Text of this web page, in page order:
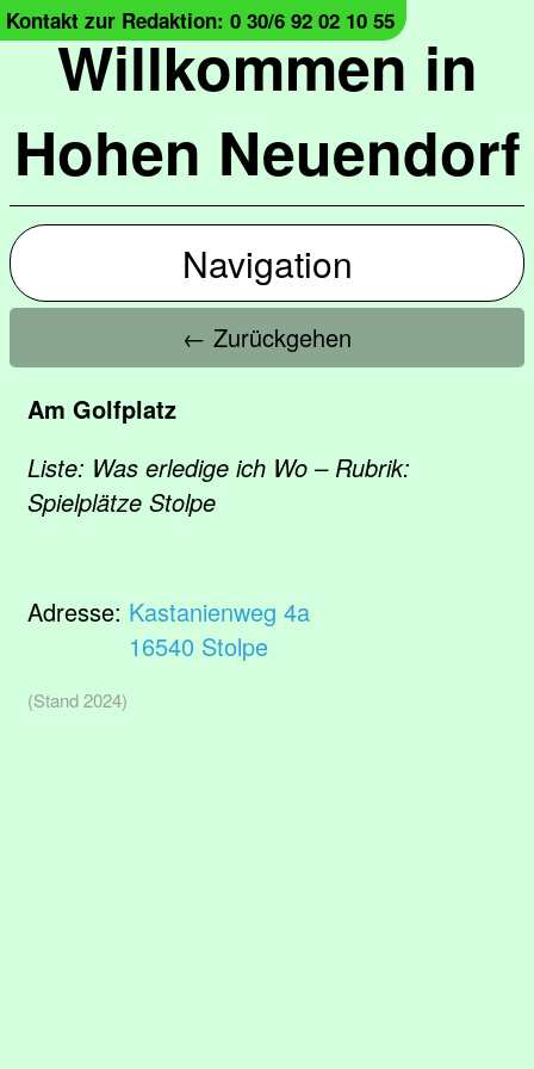
Willkommen in
Hohen Neuendorf
Kontakt zur Redaktion: 0 30/6 92 02 10 55
Navigation
← Zurückgehen
Am Golfplatz
Liste: Was erledige ich Wo – Rubrik:
Spielplätze Stolpe
Adresse: Kastanienweg 4a
16540 Stolpe
(Stand 2024)